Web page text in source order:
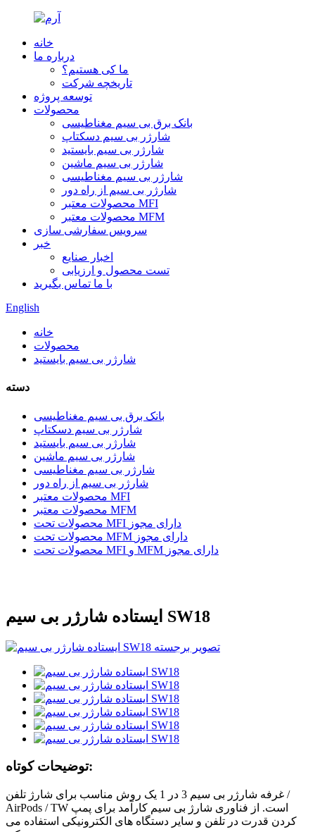
خانه
درباره ما
ما کی هستیم؟
تاریخچه شرکت
توسعه پروژه
محصولات
بانک برق بی سیم مغناطیسی
شارژر بی سیم دسکتاپ
شارژر بی سیم بایستید
شارژر بی سیم ماشین
شارژر بی سیم مغناطیسی
شارژر بی سیم از راه دور
محصولات معتبر MFI
محصولات معتبر MFM
سرویس سفارشی سازی
خبر
اخبار صنایع
تست محصول و ارزیابی
با ما تماس بگیرید
English
خانه
محصولات
شارژر بی سیم بایستید
دسته
بانک برق بی سیم مغناطیسی
شارژر بی سیم دسکتاپ
شارژر بی سیم بایستید
شارژر بی سیم ماشین
شارژر بی سیم مغناطیسی
شارژر بی سیم از راه دور
محصولات معتبر MFI
محصولات معتبر MFM
محصولات تحت MFI دارای مجوز
محصولات تحت MFM دارای مجوز
محصولات تحت MFI و MFM دارای مجوز
ایستاده شارژر بی سیم SW18
توضیحات کوتاه:
غرفه شارژر بی سیم 3 در 1 یک روش مناسب برای شارژ تلفن /
AirPods / TW است. از فناوری شارژ بی سیم کارآمد برای پمپ
کردن قدرت در تلفن و سایر دستگاه های الکترونیکی استفاده می